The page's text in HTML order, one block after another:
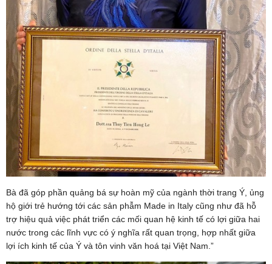
Bà đã góp phần quảng bá sự hoàn mỹ của ngành thời trang Ý, ủng
hộ giới trẻ hướng tới các sản phẫm Made in Italy cũng như đã hỗ
trợ hiệu quả việc phát triển các mối quan hệ kinh tế có lợi giữa hai
nước trong các lĩnh vực có ý nghĩa rất quan trọng, hợp nhất giữa
lợi ích kinh tế của Ý và tôn vinh văn hoá tại Việt Nam.”